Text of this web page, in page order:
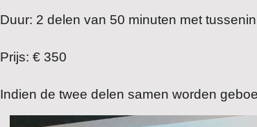
Duur: 2 delen van 50 minuten met
Prijs: € 350
Indien de twee delen samen worden